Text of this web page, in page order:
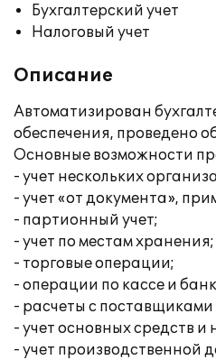
Бухгалтерский учет
Налоговый учет
Описание
Автоматизирован
обеспечения, проведено
Основные возможности
- учет нескольких
- учет «от документа»,
- партионный учет;
- учет по местам хранения;
- торговые операции;
- операции по кассе и
- расчеты с поставщиками
- учет основных средств
- учет производственной